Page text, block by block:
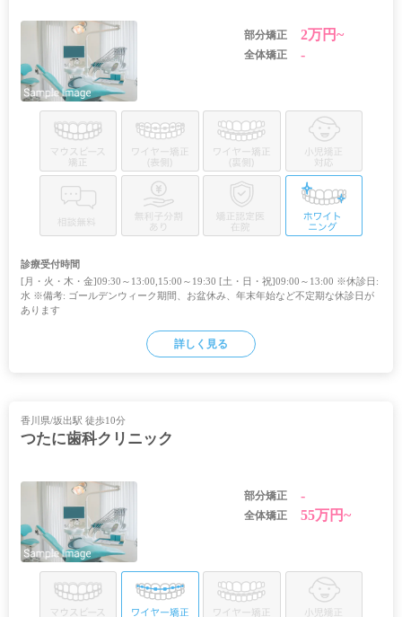
部分矯正 2万円~
全体矯正 -
診療受付時間
[月・火・木・金]09:30～13:00,15:00～19:30 [土・日・祝]09:00～13:00 ※休診日:
水 ※備考: ゴールデンウィーク期間、お盆休み、年末年始など不定期な休診日が
あります
詳しく見る
香川県/坂出駅 徒歩10分
つたに歯科クリニック
部分矯正 -
全体矯正 55万円~